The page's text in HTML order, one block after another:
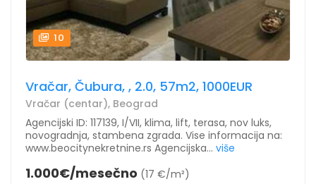
10
Vračar, Čubura, , 2.0, 57m2, 1000EUR
Vračar (centar), Beograd
Agencijski ID: 117139, I/VII, klima, lift, terasa, nov luks,
novogradnja, stambena zgrada. Vise informacija na:
www.beocitynekretnine.rs Agencijska... više
1.000€/mesečno (17 €/m²)